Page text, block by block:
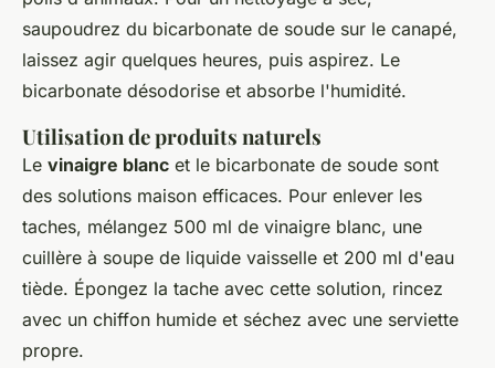
saupoudrez du bicarbonate de soude sur le canapé,
laissez agir quelques heures, puis aspirez. Le
bicarbonate désodorise et absorbe l'humidité.
Utilisation de produits naturels
Le vinaigre blanc et le bicarbonate de soude sont
des solutions maison efficaces. Pour enlever les
taches, mélangez 500 ml de vinaigre blanc, une
cuillère à soupe de liquide vaisselle et 200 ml d'eau
tiède. Épongez la tache avec cette solution, rincez
avec un chiffon humide et séchez avec une serviette
propre.